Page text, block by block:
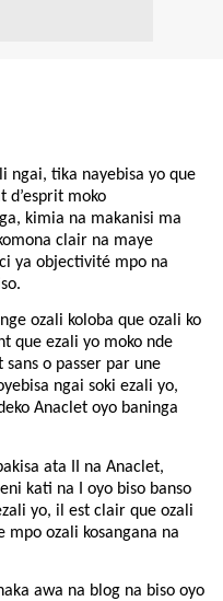
ngai, tika nayebisa yo que
d’esprit moko
kimia na makanisi ma
clair na maye
ya objectivité mpo na
ozali koloba que ozali ko
que ezali yo moko nde
o passer par une
ngai soki ezali yo,
Anaclet oyo baninga
ata II na Anaclet,
kati na I oyo biso banso
yo, il est clair que ozali
mpo ozali kosangana na
awa na blog na biso oyo